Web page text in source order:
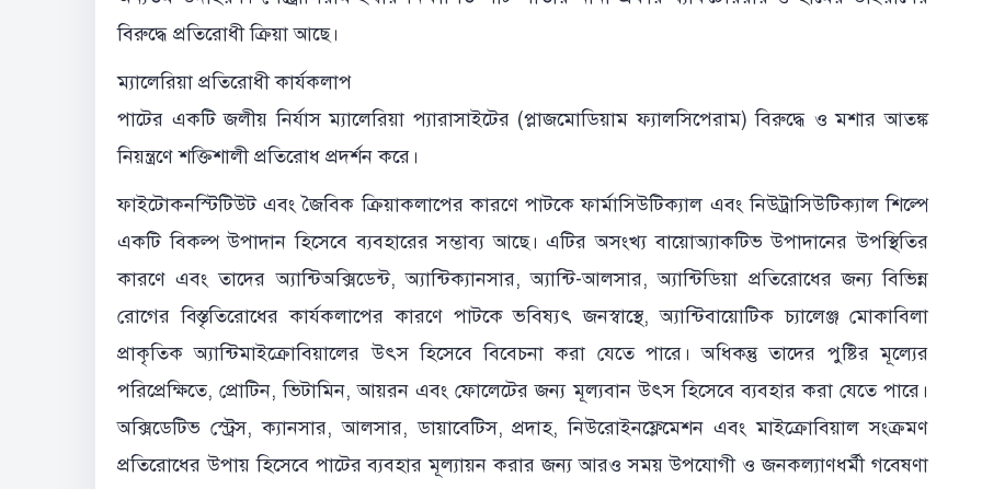
বিরুদ্ধে প্রতিরোধী ক্রিয়া আছে।
ম্যালেরিয়া প্রতিরোধী কার্যকলাপ
পাটের একটি জলীয় নির্যাস ম্যালেরিয়া প্যারাসাইটের (প্লাজমোডিয়াম ফ্যালসিপেরাম) বিরুদ্ধে ও মশার আতঙ্ক
নিয়ন্ত্রণে শক্তিশালী প্রতিরোধ প্রদর্শন করে।
ফাইটোকনস্টিটিউট এবং জৈবিক ক্রিয়াকলাপের কারণে পাটকে ফার্মাসিউটিক্যাল এবং নিউট্রাসিউটিক্যাল শিল্পে
একটি বিকল্প উপাদান হিসেবে ব্যবহারের সম্ভাব্য আছে। এটির অসংখ্য বায়োঅ্যাকটিভ উপাদানের উপস্থিতির
কারণে এবং তাদের অ্যান্টিঅক্সিডেন্ট, অ্যান্টিক্যানসার, অ্যান্টি-আলসার, অ্যান্টিডিয়া প্রতিরোধের জন্য বিভিন্ন
রোগের বিস্তৃতিরোধের কার্যকলাপের কারণে পাটকে ভবিষ্যৎ জনস্বাস্থে, অ্যান্টিবায়োটিক চ্যালেঞ্জ মোকাবিলা
প্রাকৃতিক অ্যান্টিমাইক্রোবিয়ালের উৎস হিসেবে বিবেচনা করা যেতে পারে। অধিকন্তু তাদের পুষ্টির মূল্যের
পরিপ্রেক্ষিতে, প্রোটিন, ভিটামিন, আয়রন এবং ফোলেটের জন্য মূল্যবান উৎস হিসেবে ব্যবহার করা যেতে পারে।
অক্সিডেটিভ স্ট্রেস, ক্যানসার, আলসার, ডায়াবেটিস, প্রদাহ, নিউরোইনফ্লেমেশন এবং মাইক্রোবিয়াল সংক্রমণ
প্রতিরোধের উপায় হিসেবে পাটের ব্যবহার মূল্যায়ন করার জন্য আরও সময় উপযোগী ও জনকল্যাণধর্মী গবেষণা